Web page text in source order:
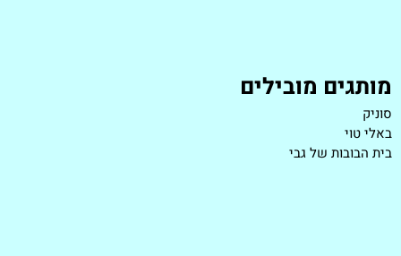
מותגים מובילים
סוניק
באלי טוי
בית הבובות של גבי